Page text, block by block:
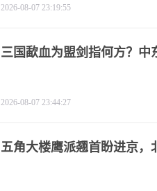
2026-08-07 23:19:55
三国歃血为盟剑指何方？中
2026-08-07 23:44:27
五角大楼鹰派翘首盼进京，